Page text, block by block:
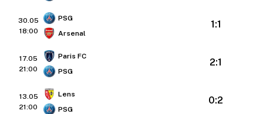
30.05
18:00
PSG
Arsenal
1:1
17.05
21:00
Paris FC
PSG
2:1
13.05
21:00
Lens
PSG
0:2